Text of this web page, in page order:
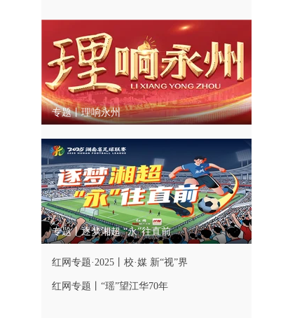
专题丨理响永州
专题丨逐梦湘超 “永”往直前
红网专题·2025丨校·媒 新“视”界
红网专题丨“瑶”望江华70年